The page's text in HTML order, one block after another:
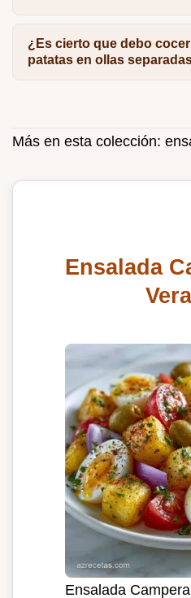
¿Es cierto que debo
patatas en ollas
Más en esta colección:
Ensalada
Ensalada